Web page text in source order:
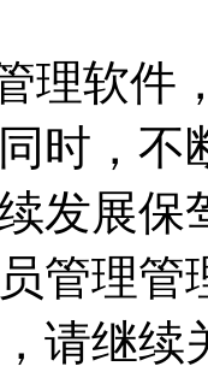
理软件
时，不
发展保
管理管
请继续